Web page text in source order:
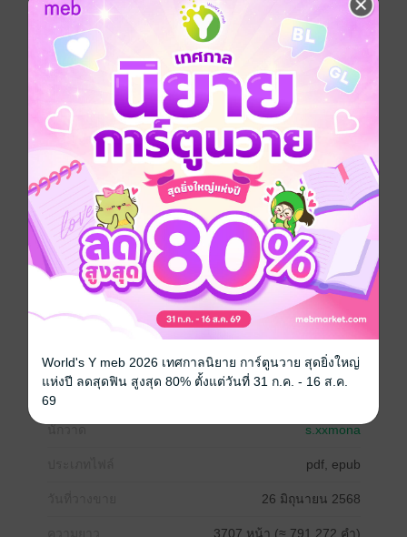
หนังสือเซตนี้มีทั้งหมด 5 เล่ม คือ
DangerZone เขตหวงรัก
FriendZone | ข้ามเขตเพื่อน
ObligationZone เขตล่ามรัก
CrazyZone เขตคลั่งรัก
Passionate Zone เขตระวังรัก
โรมานซ์ ตลก โรแมนติก 18+ มาเฟีย
ซีรีส์
นักวาด s.xxmona
pdf, epub
26 มิถุนายน 2568
3707 หน้า (≈ 791,272 คำ)
World's Y meb 2026 เทศกาลนิยาย การ์ตูนวาย สุดยิ่งใหญ่
แห่งปี ลดสุดฟิน สูงสุด 80% ตั้งแต่วันที่ 31 ก.ค. - 16 ส.ค.
69